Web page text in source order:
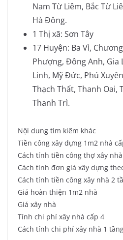
Nam Từ Liêm, Bắc Từ
Hà Đông.
1 Thị xã: Sơn Tây
17 Huyện: Ba Vì,
Phượng, Đông Anh, Gia
Linh, Mỹ Đức, Phú
Thạch Thất, Thanh Oai,
Thanh Trì.
Nội dung tìm kiếm khác
Tiền công xây dựng 1m2 nhà
Cách tính tiền công thợ xây
Cách tính đơn giá xây dựng
Cách tính tiền công xây nhà 2
Giá hoàn thiện 1m2 nhà
Giá xây nhà
Tính chi phí xây nhà cấp 4
Cách tính chi phí xây nhà 1